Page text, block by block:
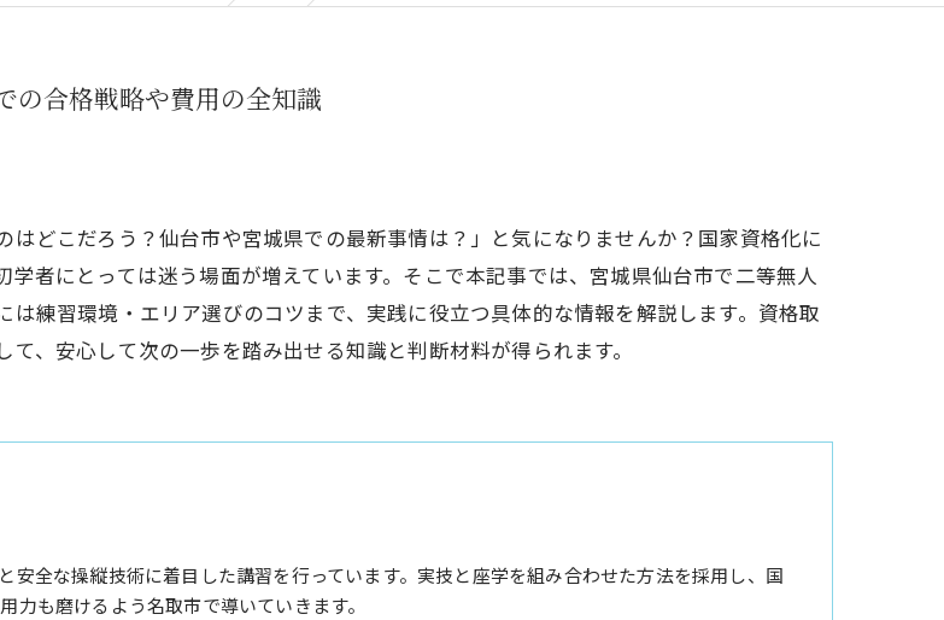
の合格戦略や費用の全知識
どこだろう？仙台市や宮城県での最新事情は？」と気になりませんか？国家資格化に
者にとっては迷う場面が増えています。そこで本記事では、宮城県仙台市で二等無人
練習環境・エリア選びのコツまで、実践に役立つ具体的な情報を解説します。資格取
、安心して次の一歩を踏み出せる知識と判断材料が得られます。
安全な操縦技術に着目した講習を行っています。実技と座学を組み合わせた方法を採用し、国
力も磨けるよう名取市で導いていきます。